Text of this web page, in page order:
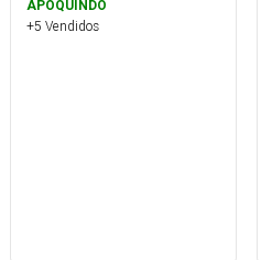
APOQUINDO
+5 Vendidos